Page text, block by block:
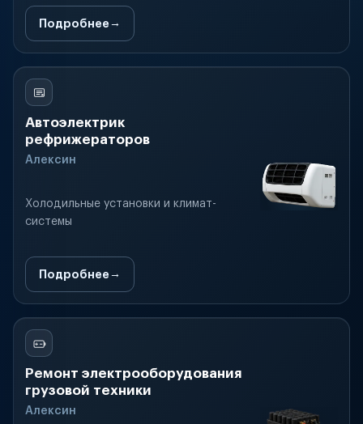
Подробнее
Автоэлектрик
рефрижераторов
Алексин
Холодильные установки и климат-
системы
Подробнее
Ремонт электрооборудования
грузовой техники
Алексин